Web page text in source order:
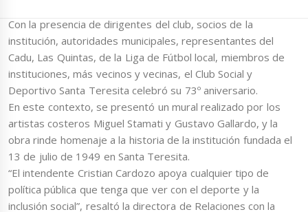
Con la presencia de dirigentes del club, socios de la
institución, autoridades municipales, representantes del
Cadu, Las Quintas, de la Liga de Fútbol local, miembros de
instituciones, más vecinos y vecinas, el Club Social y
Deportivo Santa Teresita celebró su 73º aniversario.
En este contexto, se presentó un mural realizado por los
artistas costeros Miguel Stamati y Gustavo Gallardo, y la
obra rinde homenaje a la historia de la institución fundada el
13 de julio de 1949 en Santa Teresita.
“El intendente Cristian Cardozo apoya cualquier tipo de
política pública que tenga que ver con el deporte y la
inclusión social”, resaltó la directora de Relaciones con la